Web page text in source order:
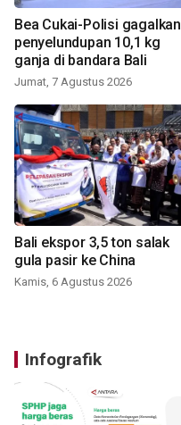
Bea Cukai-Polisi gagalkan
penyelundupan 10,1 kg
ganja di bandara Bali
Jumat, 7 Agustus 2026
Bali ekspor 3,5 ton salak
gula pasir ke China
Kamis, 6 Agustus 2026
Infografik